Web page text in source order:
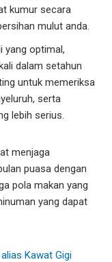
kumur secara
mulut anda.
yang optimal,
dalam setahun
untuk memeriksa
serta
lebih serius.
menjaga
puasa dengan
pola makan yang
yang dapat
Kawat Gigi